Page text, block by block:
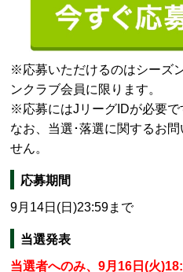
※応募いただけるのはシーズ
ンクラブ会員に限ります。
※応募にはJリーグIDが必要で
なお、当選･落選に関するお
せん。
応募期間
9月14日(日)23:59まで
当選発表
当選者へのみ、9月16日(火